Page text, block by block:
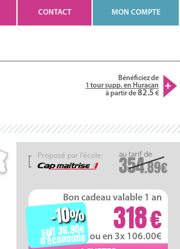
CONTACT MON COMPTE
Bénéficiez de
1 tour supp. en Huracan
à partir de82.5
354.89
Proposé par l'école:
Bon cadeau valable 1 an
318
ou en 3x 106.00
-10%
soit 36.90
d'économie